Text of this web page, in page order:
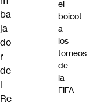
ba
ja
do
r
de
l
Re
el
boicot
a
los
torneos
de
la
FIFA